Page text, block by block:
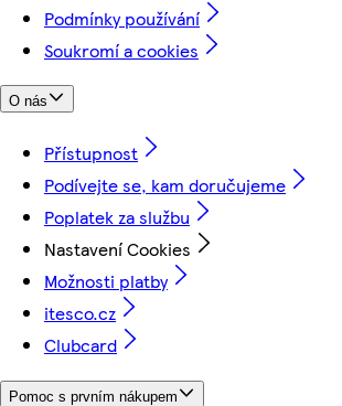
Podmínky používání
Soukromí a cookies
O nás
Přístupnost
Podívejte se, kam doručujeme
Poplatek za službu
Nastavení Cookies
Možnosti platby
itesco.cz
Clubcard
Pomoc s prvním nákupem